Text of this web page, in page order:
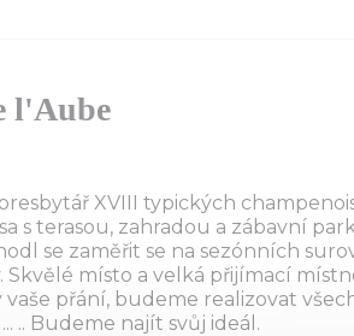
l'Aube
XVIII typických
s terasou, zahradou a zábavní
se zaměřit se na sezónních
Skvělé místo a velká přijímací
přání, budeme realizovat
.. Budeme najít svůj ideál.